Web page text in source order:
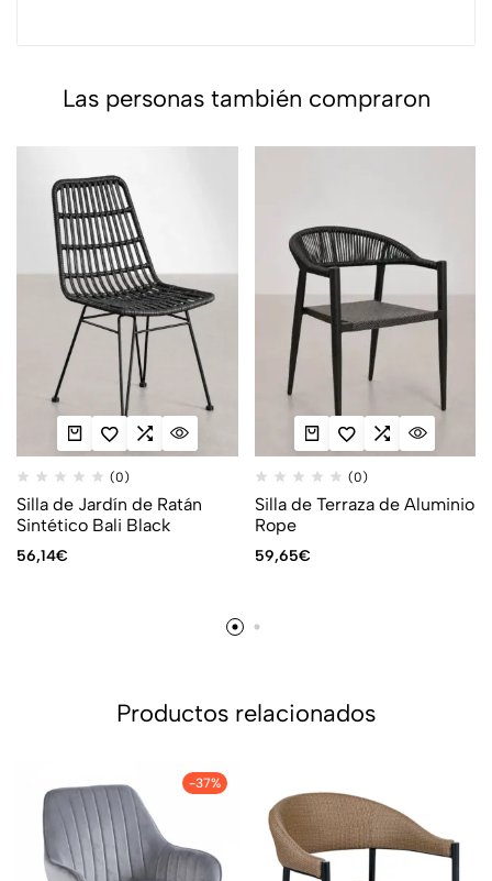
Las personas también compraron
(0)
Silla de Jardín de Ratán
Sintético Bali Black
56,14€
(0)
Silla de Terraza de Aluminio
Rope
59,65€
Productos relacionados
-37%